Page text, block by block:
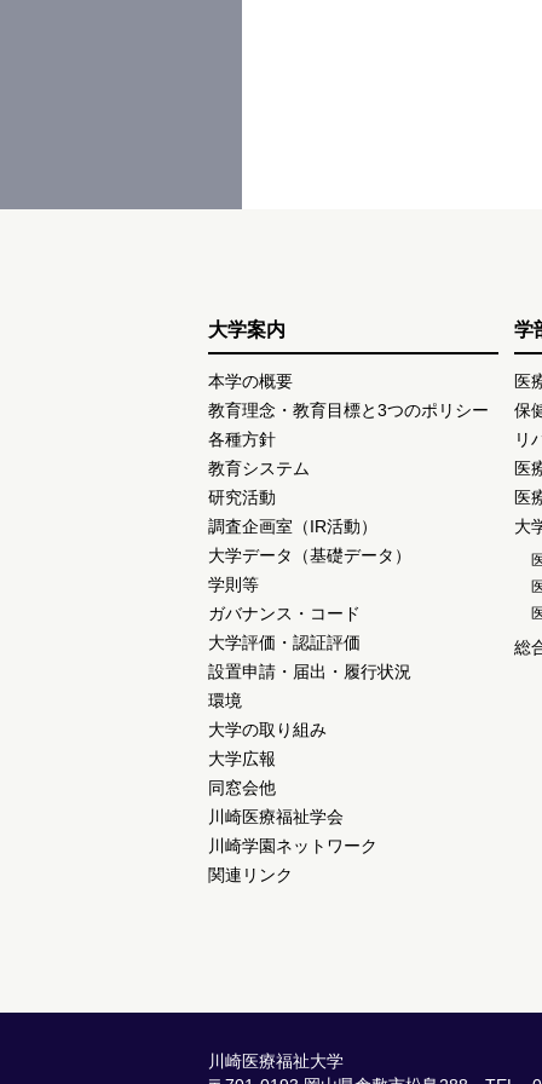
大学案内
本学の概要
教育理念・教育目標と3つのポリシー
各種方針
教育システム
研究活動
調査企画室（IR活動）
大学データ（基礎データ）
学則等
ガバナンス・コード
大学評価・認証評価
設置申請・届出・履行状況
環境
大学の取り組み
大学広報
同窓会他
川崎医療福祉学会
川崎学園ネットワーク
関連リンク
学
医
保
リ
医
医
大
総
川崎医療福祉大学